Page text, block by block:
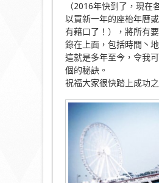
（2016年快到了， 現在
以買新一年的座枱年曆
有藉口了！）
，將所有
錄在上面，包括時間丶
這就是多年至今，令我
個的秘訣。
祝福大家很快踏上成功之